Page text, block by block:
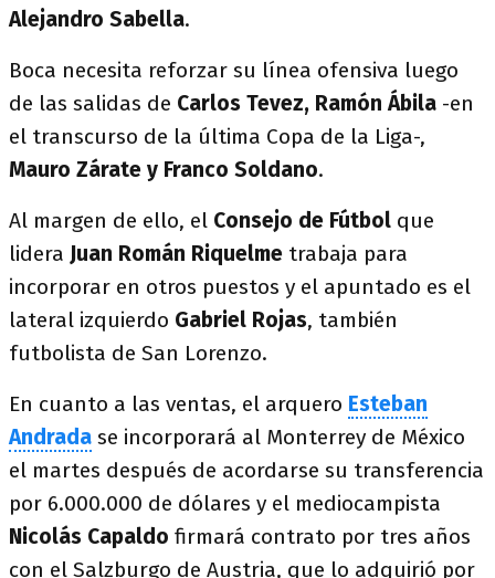
Alejandro Sabella.
Boca necesita reforzar su línea ofensiva luego
de las salidas de Carlos Tevez, Ramón Ábila -en
el transcurso de la última Copa de la Liga-,
Mauro Zárate y Franco Soldano.
Al margen de ello, el Consejo de Fútbol que
lidera Juan Román Riquelme trabaja para
incorporar en otros puestos y el apuntado es el
lateral izquierdo Gabriel Rojas, también
futbolista de San Lorenzo.
En cuanto a las ventas, el arquero Esteban
Andrada se incorporará al Monterrey de México
el martes después de acordarse su transferencia
por 6.000.000 de dólares y el mediocampista
Nicolás Capaldo firmará contrato por tres años
con el Salzburgo de Austria, que lo adquirió por